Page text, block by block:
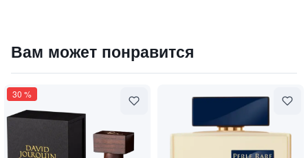
28000₽9 840 ₽
Вам может понравится
30 %